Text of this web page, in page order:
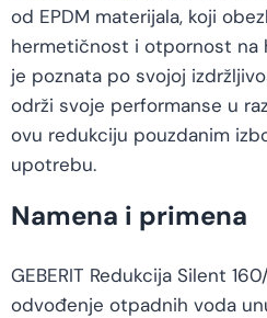
od EPDM materijala, koji
hermetičnost i otpornost na
je poznata po svojoj
održi svoje performanse u
ovu redukciju pouzdanim
upotrebu.
Namena i primena
GEBERIT Redukcija Silent
odvođenje otpadnih voda